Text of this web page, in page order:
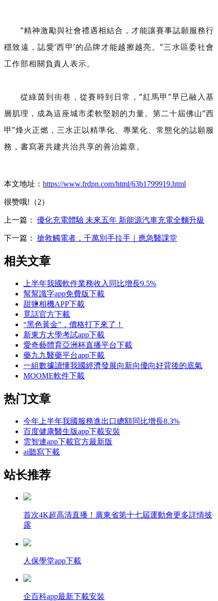
“精神激勵與社會禮遇相結合，才能讓賽事誌願服務行
穩致遠，誌愛‘西甲’的品牌才能越擦越亮。”三水區委社會
工作部相關負責人表示。
從綠茵到街巷，從賽時到日常，“紅馬甲”早已融入基
層肌理，成為這座城市柔軟堅韌的力量。第二十屆佛山“西
甲”烽火正燃，三水正以精準化、專業化、常態化的誌願服
務 ，書寫著共建共治共享的善治篇章。
本文地址： https://www.frdpn.com/html/63b1799919.html
很赞哦!（2）
上一篇： 優化充電體驗 未來五年 新能源汽車充電全麵升級
下一篇： 搶救觸電者，千萬別手拉手｜應急醫課堂
相关文章
上半年我國軟件業務收入同比增長9.5%
幫幫識字app免費版下載
甜鹽相機APP下載
覓話官方下載
“黑色黃金”，價格打下來了！
新東方大學考試app下載
愛奇藝體育亞洲杯直播平台下載
藥九九醫藥平台app下載
一組數據讀懂我國經濟發展向新向優向好背後的底氣
MOOME軟件下載
热门文章
今年上半年我國服務進出口總額同比增長8.3%
百度健康醫生版app下載安裝
雲智連app下載官方最新版
ai聽寫下載
站长推荐
首次4K超高清直播！廣東省第十七屆運動會更多詳情披
露
人保學堂app下載
企百科app最新下載安裝